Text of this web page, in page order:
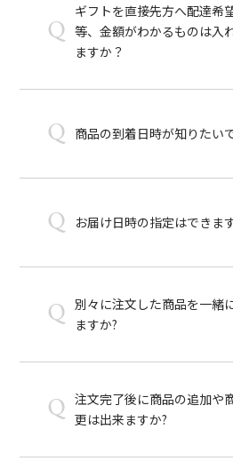
Q
ギフトを直接先方へ配達希
等、金額がわかるものは入
ますか？
Q 商品の到着日時が知りたいで
Q お届け日時の指定はできま
Q 別々に注文した商品を一緒
ますか?
Q 注文完了後に商品の追加や
更は出来ますか?